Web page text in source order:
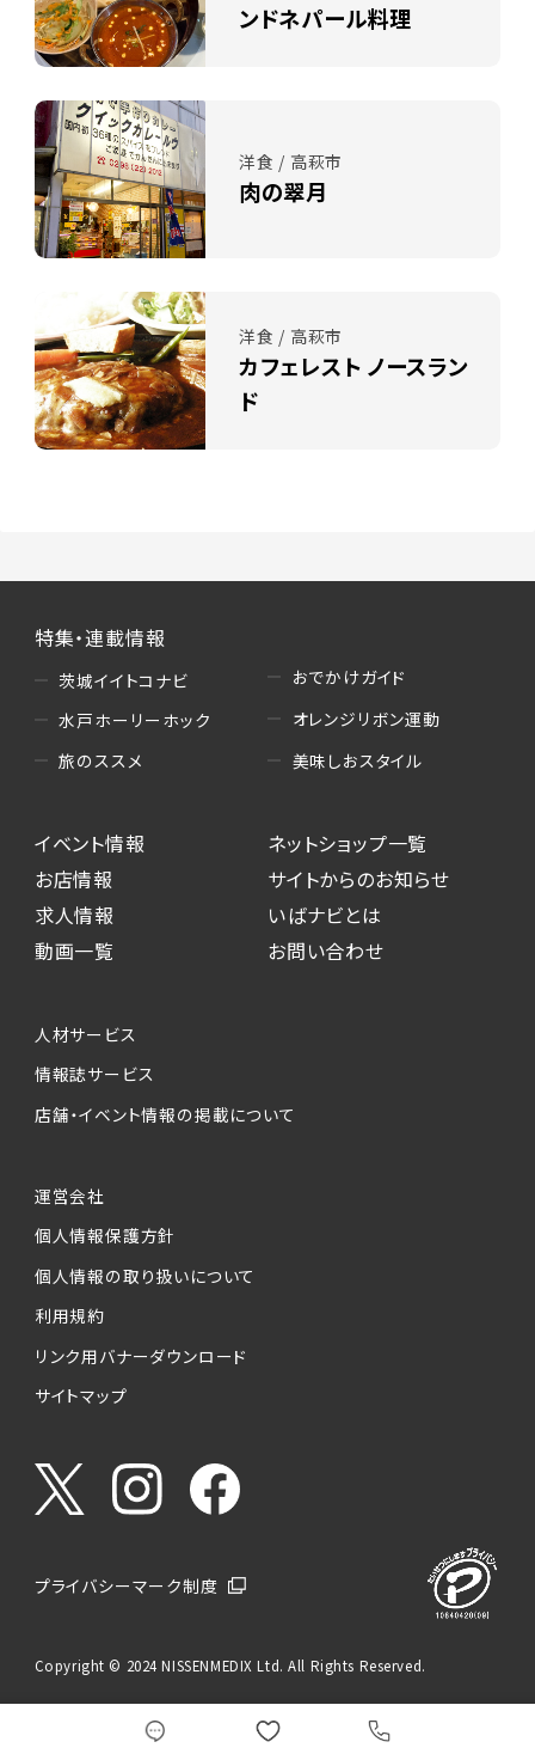
ンドネパール料理
洋食 / 高萩市
肉の翠月
洋食 / 高萩市
カフェレスト ノースラン
ド
特集・連載情報
茨城イイトコナビ
水戸ホーリーホック
旅のススメ
おでかけガイド
オレンジリボン運動
美味しおスタイル
イベント情報
お店情報
求人情報
動画一覧
ネットショップ一覧
サイトからのお知らせ
いばナビとは
お問い合わせ
人材サービス
情報誌サービス
店舗・イベント情報の掲載について
運営会社
個人情報保護方針
個人情報の取り扱いについて
利用規約
リンク用バナーダウンロード
サイトマップ
プライバシーマーク制度
Copyright © 2024 NISSENMEDIX Ltd. All Rights Reserved.